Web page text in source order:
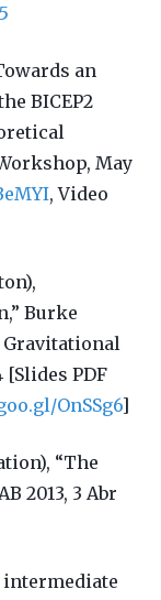
an
BICEP2
May
, Video
Burke
[Slides PDF
OnSSg6]
“The
2013, 3 Abr
intermediate